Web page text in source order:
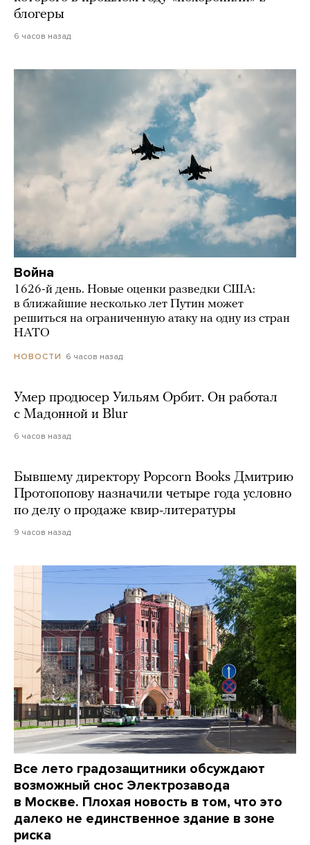
блогеры
6 часов назад
Война
1626-й день. Новые оценки разведки США:
в ближайшие несколько лет Путин может
решиться на ограниченную атаку на одну из стран
НАТО
НОВОСТИ 6 часов назад
Умер продюсер Уильям Орбит. Он работал
с Мадонной и Blur
6 часов назад
Бывшему директору Popcorn Books Дмитрию
Протопопову назначили четыре года условно
по делу о продаже квир-литературы
9 часов назад
Все лето градозащитники обсуждают
возможный снос Электрозавода
в Москве. Плохая новость в том, что это
далеко не единственное здание в зоне
риска